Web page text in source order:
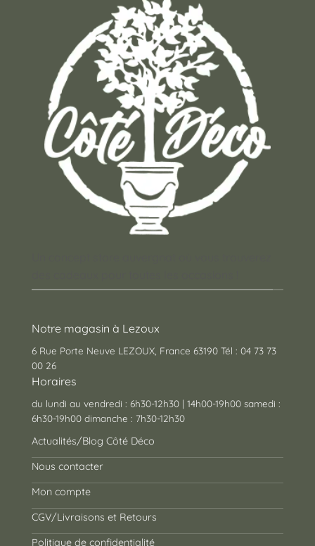
Notre magasin à Lezoux
6 Rue Porte Neuve LEZOUX, France 63190 Tél : 04 73 73
00 26
Horaires
du lundi au vendredi : 6h30-12h30 | 14h00-19h00 samedi :
6h30-19h00 dimanche : 7h30-12h30
Actualités/Blog Côté Déco
Nous contacter
Mon compte
CGV/Livraisons et Retours
Politique de confidentialité